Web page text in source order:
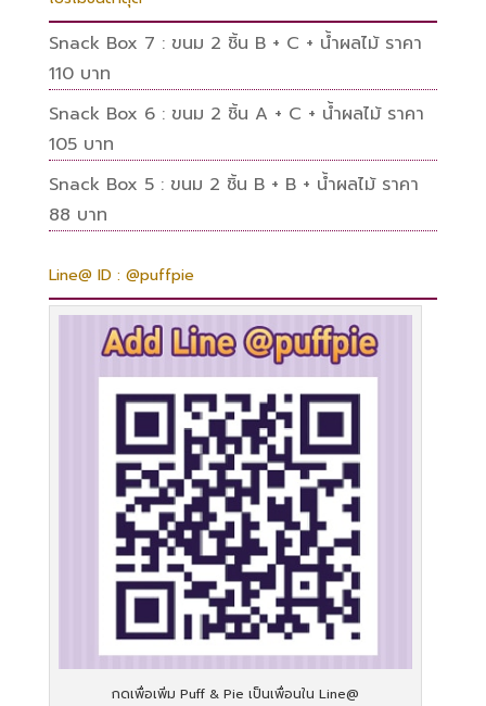
Snack Box 7 : ขนม 2 ชิ้น B + C + น้ำผลไม้ ราคา
110 บาท
Snack Box 6 : ขนม 2 ชิ้น A + C + น้ำผลไม้ ราคา
105 บาท
Snack Box 5 : ขนม 2 ชิ้น B + B + น้ำผลไม้ ราคา
88 บาท
Line@ ID : @puffpie
กดเพื่อเพิ่ม Puff & Pie เป็นเพื่อนใน Line@